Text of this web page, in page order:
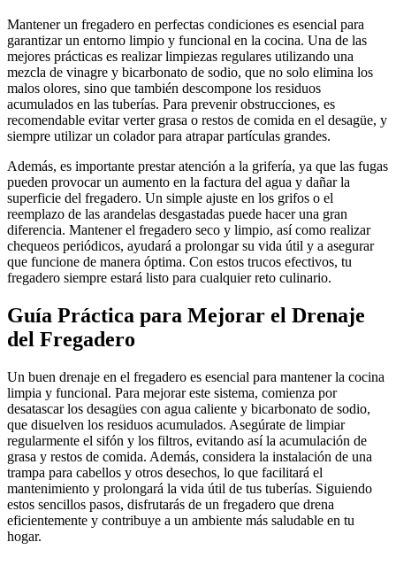
Mantener un fregadero en perfectas condiciones es esencial para
garantizar un entorno limpio y funcional en la cocina. Una de las
mejores prácticas es realizar limpiezas regulares utilizando una
mezcla de vinagre y bicarbonato de sodio, que no solo elimina los
malos olores, sino que también descompone los residuos
acumulados en las tuberías. Para prevenir obstrucciones, es
recomendable evitar verter grasa o restos de comida en el desagüe, y
siempre utilizar un colador para atrapar partículas grandes.
Además, es importante prestar atención a la grifería, ya que las fugas
pueden provocar un aumento en la factura del agua y dañar la
superficie del fregadero. Un simple ajuste en los grifos o el
reemplazo de las arandelas desgastadas puede hacer una gran
diferencia. Mantener el fregadero seco y limpio, así como realizar
chequeos periódicos, ayudará a prolongar su vida útil y a asegurar
que funcione de manera óptima. Con estos trucos efectivos, tu
fregadero siempre estará listo para cualquier reto culinario.
Guía Práctica para Mejorar el Drenaje
del Fregadero
Un buen drenaje en el fregadero es esencial para mantener la cocina
limpia y funcional. Para mejorar este sistema, comienza por
desatascar los desagües con agua caliente y bicarbonato de sodio,
que disuelven los residuos acumulados. Asegúrate de limpiar
regularmente el sifón y los filtros, evitando así la acumulación de
grasa y restos de comida. Además, considera la instalación de una
trampa para cabellos y otros desechos, lo que facilitará el
mantenimiento y prolongará la vida útil de tus tuberías. Siguiendo
estos sencillos pasos, disfrutarás de un fregadero que drena
eficientemente y contribuye a un ambiente más saludable en tu
hogar.